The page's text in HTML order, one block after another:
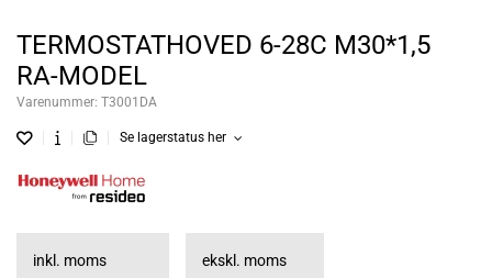
TERMOSTATHOVED 6-28C M30*1,5
RA-MODEL
Varenummer: T3001DA
Se lagerstatus her
inkl. moms ekskl. moms